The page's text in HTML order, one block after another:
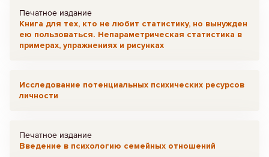
Печатное издание
Книга для тех, кто не любит статистику, но вынужден
ею пользоваться. Непараметрическая статистика в
примерах, упражнениях и рисунках
Исследование потенциальных психических ресурсов
личности
Печатное издание
Введение в психологию семейных отношений